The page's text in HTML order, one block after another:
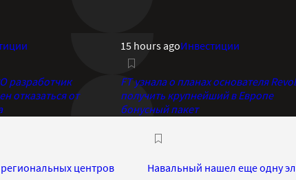
разработчик
отказаться от
15 hours agoИнвестиции
FT узнала о планах основателя
получить крупнейший в Европе
бонусный пакет
центров
Навальный нашел еще одну